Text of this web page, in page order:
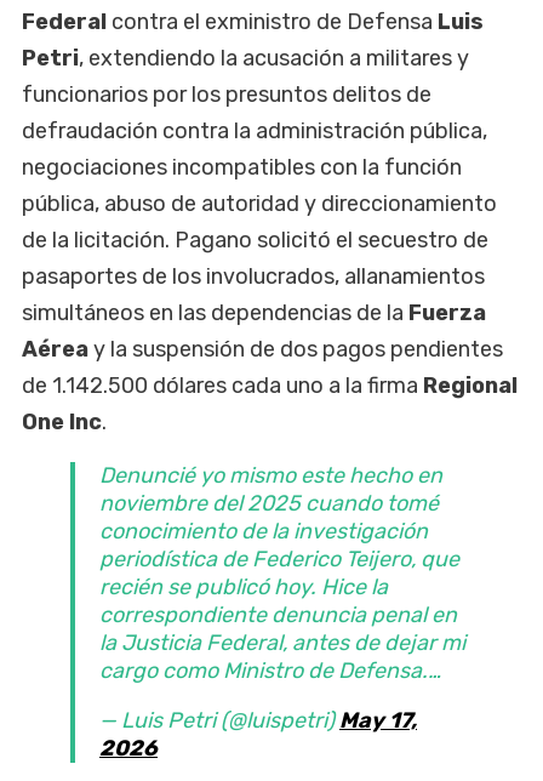
Federal contra el exministro de Defensa Luis
Petri, extendiendo la acusación a militares y
funcionarios por los presuntos delitos de
defraudación contra la administración pública,
negociaciones incompatibles con la función
pública, abuso de autoridad y direccionamiento
de la licitación. Pagano solicitó el secuestro de
pasaportes de los involucrados, allanamientos
simultáneos en las dependencias de la Fuerza
Aéreay la suspensión de dos pagos pendientes
de 1.142.500 dólares cada uno a la firma Regional
One Inc.
Denuncié yo mismo este hecho en
noviembre del 2025 cuando tomé
conocimiento de la investigación
periodística de Federico Teijero, que
recién se publicó hoy. Hice la
correspondiente denuncia penal en
la Justicia Federal, antes de dejar mi
cargo como Ministro de Defensa.…
— Luis Petri (@luispetri)May 17,
2026